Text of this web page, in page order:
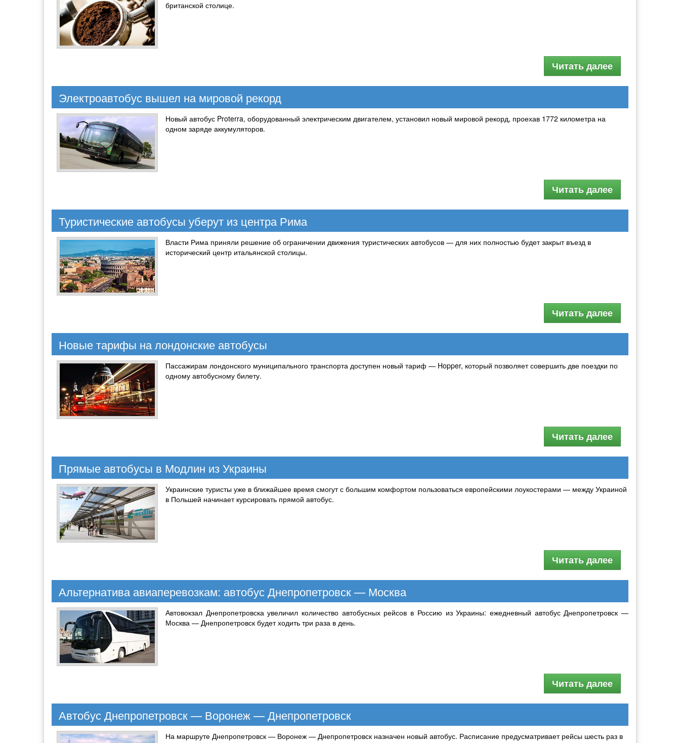
британской столице.
Читать далее
Электроавтобус вышел на мировой рекорд
Новый автобус Proterra, оборудованный электрическим двигателем, установил новый мировой рекорд, проехав 1772 километра на
одном заряде аккумуляторов.
Читать далее
Туристические автобусы уберут из центра Рима
Власти Рима приняли решение об ограничении движения туристических автобусов — для них полностью будет закрыт въезд в
исторический центр итальянской столицы.
Читать далее
Новые тарифы на лондонские автобусы
Пассажирам лондонского муниципального транспорта доступен новый тариф — Hopper, который позволяет совершить две поездки по
одному автобусному билету.
Читать далее
Прямые автобусы в Модлин из Украины
Украинские туристы уже в ближайшее время смогут с большим комфортом пользоваться европейскими лоукостерами — между Украиной
в Польшей начинает курсировать прямой автобус.
Читать далее
Альтернатива авиаперевозкам: автобус Днепропетровск — Москва
Автовокзал Днепропетровска увеличил количество автобусных рейсов в Россию из Украины: ежедневный автобус Днепропетровск —
Москва — Днепропетровск будет ходить три раза в день.
Читать далее
Автобус Днепропетровск — Воронеж — Днепропетровск
На маршруте Днепропетровск — Воронеж — Днепропетровск назначен новый автобус. Расписание предусматривает рейсы шесть раз в